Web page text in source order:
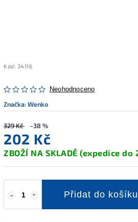
Kód: 34116
Neohodnoceno
Značka:Wenko
329 Kč –38 %
202 Kč
ZBOŽÍ NA SKLADĚ (expedice
Přidat do košíku